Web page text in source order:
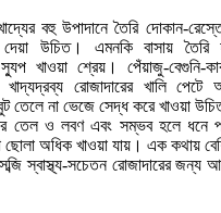
বহু উপাদানে তৈরি দোকান-
দেয়া উচিত। এমনকি বাসায় তৈরি
খাওয়া শ্রেয়। পেঁয়াজু-বেগুনি-
রোজাদারের
খালি পেটে
তেলে না ভেজে সেদ্ধ করে খাওয়া
তেল ও লবণ এবং সম্ভব হলে ধনে
ছোলা অধিক খাওয়া যায়। এক কথায়
সব্জি স্বাস্থ্য-সচেতন রোজাদারের জন্য